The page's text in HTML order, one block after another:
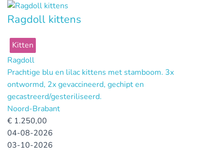
Ragdoll kittens
Kitten
Ragdoll
Prachtige blu en lilac kittens met stamboom. 3x
ontwormd, 2x gevaccineerd, gechipt en
gecastreerd/gesteriliseerd.
Noord-Brabant
€ 1.250,00
04-08-2026
03-10-2026